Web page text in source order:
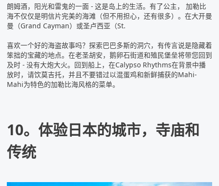
朗姆酒，阳光和雷鬼的一面 - 这是岛上的生活。有了公主， 加勒比
海不仅仅是明信片完美的海滩（但不用担心，还有很多）。在大开曼
曼（Grand Cayman）或圣卢西亚（St.
喜欢一个好的海盗故事吗？探索巴巴多斯的洞穴，有传言说是隐藏着
笨拙的宝藏的地点。在老圣胡安，鹅卵石街道和殖民堡垒将带您回到
及时 - 没有大炮大火。回到船上，在Calypso Rhythms在背景中播
放时，请饮莫吉托，并且不要错过以混蛋鸡和新鲜捕获的Mahi-
Mahi为特色的加勒比海风格的菜单。
10。体验日本的城市，寺庙和
传统